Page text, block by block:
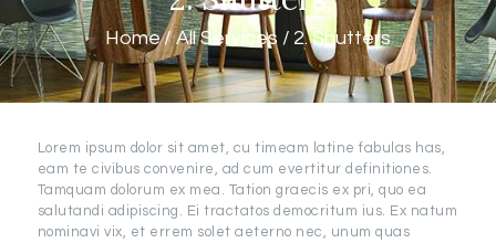
Home All Services 2. Shutters
Lorem ipsum dolor sit amet, cu timeam latine fabulas has,
eam te civibus convenire, ad cum evertitur definitiones.
Tamquam dolorum ex mea. Tation graecis ex pri, quo ea
salutandi adipiscing. Ei tractatos democritum ius. Ex natum
nominavi vix, et errem solet aeterno nec, unum quas